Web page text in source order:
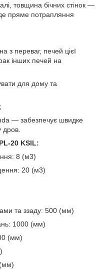
товщина бічних стінок —
пряме потрапляння
з переваг, печей цієї
інших печей на
для дому та
— забезпечує швидке
дров.
20 KSIL:
8 (м3)
20 (м3)
та ззаду: 500 (мм)
1000 (мм)
(мм)
(мм)